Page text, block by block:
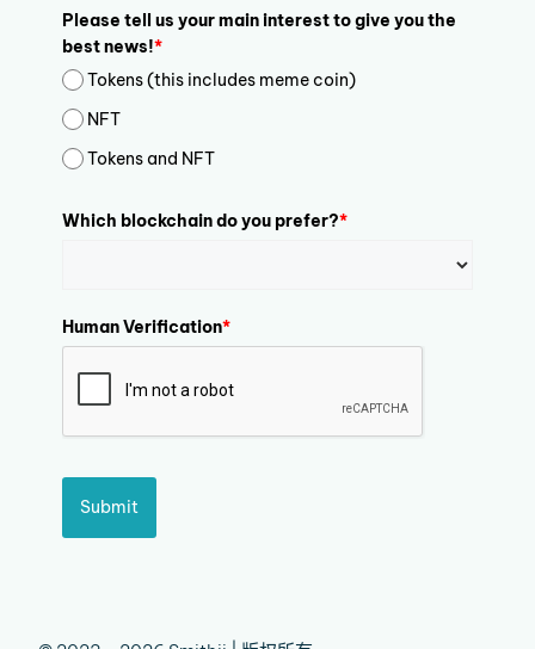
Please tell us your main interest to give you the
best news!*
Tokens (this includes meme coin)
NFT
Tokens and NFT
Which blockchain do you prefer?*
Human Verification*
Submit